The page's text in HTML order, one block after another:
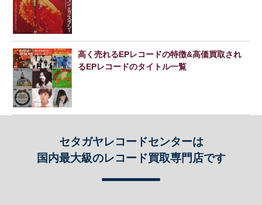
高く売れるEPレコードの特徴&高価買取され
るEPレコードのタイトル一覧
セタガヤレコードセンターは
国内最大級のレコード買取専門店です